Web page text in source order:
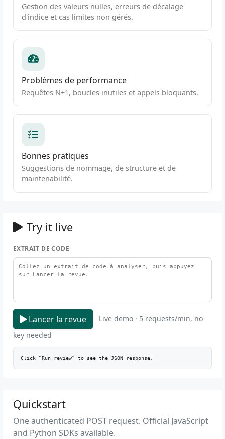
Gestion des valeurs nulles, erreurs de décalage
d'indice et cas limites non gérés.
Problèmes de performance
Requêtes N+1, boucles inutiles et appels bloquants.
Bonnes pratiques
Suggestions de nommage, de structure et de
maintenabilité.
Try it live
EXTRAIT DE CODE
Lancer la revue
Live demo · 5 requests/min, no
key needed
Click “Run review” to see the JSON response.
Quickstart
One authenticated POST request. Official JavaScript
and Python SDKs available.